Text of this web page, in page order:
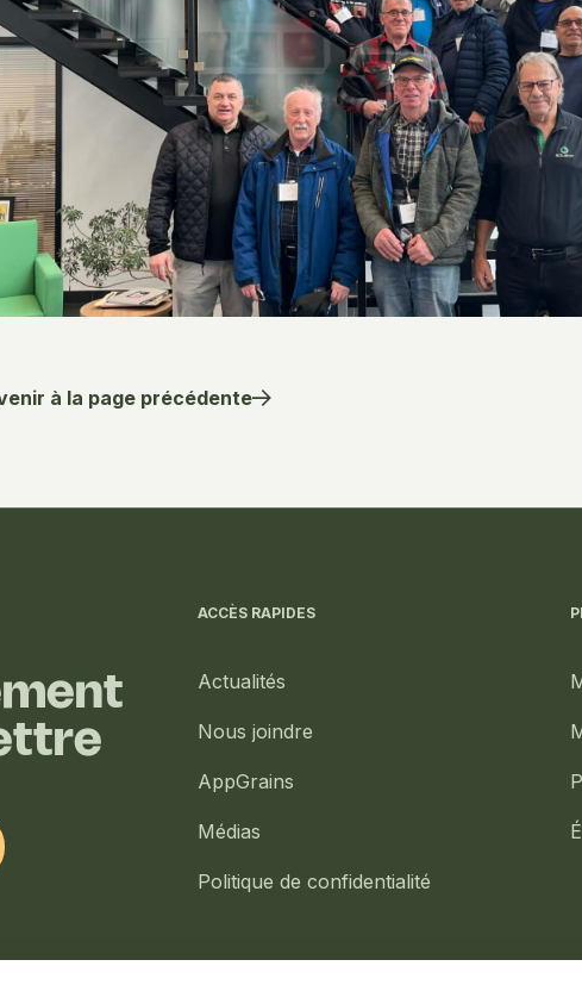
à la page précédente
ACCÈS RAPIDES
Actualités
Nous joindre
AppGrains
Médias
Politique de confidentialité